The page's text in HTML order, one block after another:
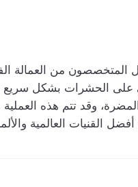
من العمالة
الحشرات بشكل سريع
وقد تتم هذه
العالمية